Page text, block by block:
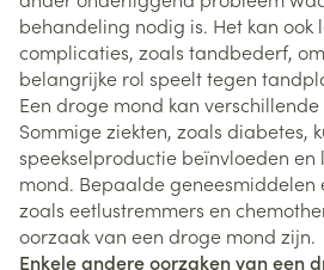
behandeling nodig is. Het kan ook
complicaties, zoals tandbederf,
belangrijke rol speelt tegen
Een droge mond kan
Sommige ziekten, zoals diabetes,
speekselproductie beïnvloeden
mond. Bepaalde geneesmiddelen
zoals eetlustremmers en
oorzaak van een droge mond zijn.
Enkele andere oorzaken van een